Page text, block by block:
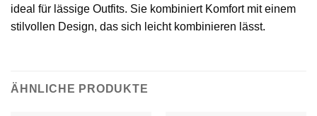
ideal für lässige Outfits. Sie kombiniert Komfort mit einem
stilvollen Design, das sich leicht kombinieren lässt.
ÄHNLICHE PRODUKTE